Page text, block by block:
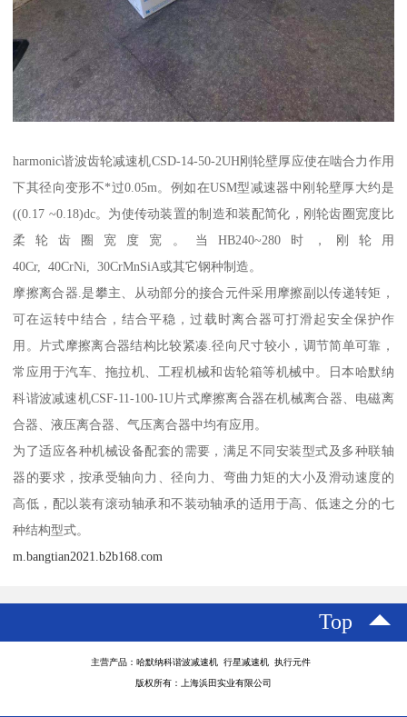
harmonic谐波齿轮减速机CSD-14-50-2UH刚轮壁厚应使在啮合力作用
下其径向变形不*过0.05m。例如在USM型减速器中刚轮壁厚大约是
((0.17 ~0.18)dc。为使传动装置的制造和装配简化，刚轮齿圈宽度比
柔轮齿圈宽度宽。当HB240~280时，刚轮用
40Cr, 40CrNi, 30CrMnSiA或其它钢种制造。
摩擦离合器.是攀主、从动部分的接合元件采用摩擦副以传递转矩，
可在运转中结合，结合平稳，过载时离合器可打滑起安全保护作
用。片式摩擦离合器结构比较紧凑.径向尺寸较小，调节简单可靠，
常应用于汽车、拖拉机、工程机械和齿轮箱等机械中。日本哈默纳
科谐波减速机CSF-11-100-1U片式摩擦离合器在机械离合器、电磁离
合器、液压离合器、气压离合器中均有应用。
为了适应各种机械设备配套的需要，满足不同安装型式及多种联轴
器的要求，按承受轴向力、径向力、弯曲力矩的大小及滑动速度的
高低，配以装有滚动轴承和不装动轴承的适用于高、低速之分的七
种结构型式。
m.bangtian2021.b2b168.com
Top
主营产品：哈默纳科谐波减速机 行星减速机 执行元件
版权所有：上海浜田实业有限公司